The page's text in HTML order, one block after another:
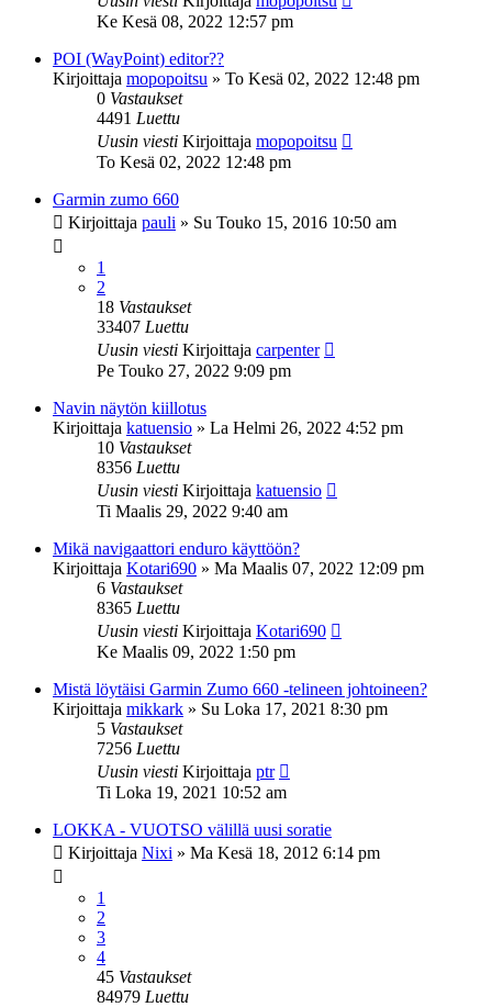
Ke Kesä 08, 2022 12:57 pm
POI (WayPoint) editor??
Kirjoittaja mopopoitsu » To Kesä 02, 2022 12:48 pm
0 Vastaukset
4491 Luettu
Uusin viesti Kirjoittaja mopopoitsu
To Kesä 02, 2022 12:48 pm
Garmin zumo 660
Kirjoittaja pauli » Su Touko 15, 2016 10:50 am
1
2
18 Vastaukset
33407 Luettu
Uusin viesti Kirjoittaja carpenter
Pe Touko 27, 2022 9:09 pm
Navin näytön kiillotus
Kirjoittaja katuensio » La Helmi 26, 2022 4:52 pm
10 Vastaukset
8356 Luettu
Uusin viesti Kirjoittaja katuensio
Ti Maalis 29, 2022 9:40 am
Mikä navigaattori enduro käyttöön?
Kirjoittaja Kotari690 » Ma Maalis 07, 2022 12:09 pm
6 Vastaukset
8365 Luettu
Uusin viesti Kirjoittaja Kotari690
Ke Maalis 09, 2022 1:50 pm
Mistä löytäisi Garmin Zumo 660 -telineen johtoineen?
Kirjoittaja mikkark » Su Loka 17, 2021 8:30 pm
5 Vastaukset
7256 Luettu
Uusin viesti Kirjoittaja ptr
Ti Loka 19, 2021 10:52 am
LOKKA - VUOTSO välillä uusi soratie
Kirjoittaja Nixi » Ma Kesä 18, 2012 6:14 pm
1
2
3
4
45 Vastaukset
84979 Luettu